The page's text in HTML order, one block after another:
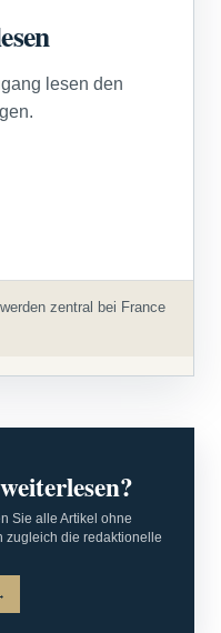
lesen den
zentral bei France
Sie alle Artikel ohne
zugleich die redaktionelle